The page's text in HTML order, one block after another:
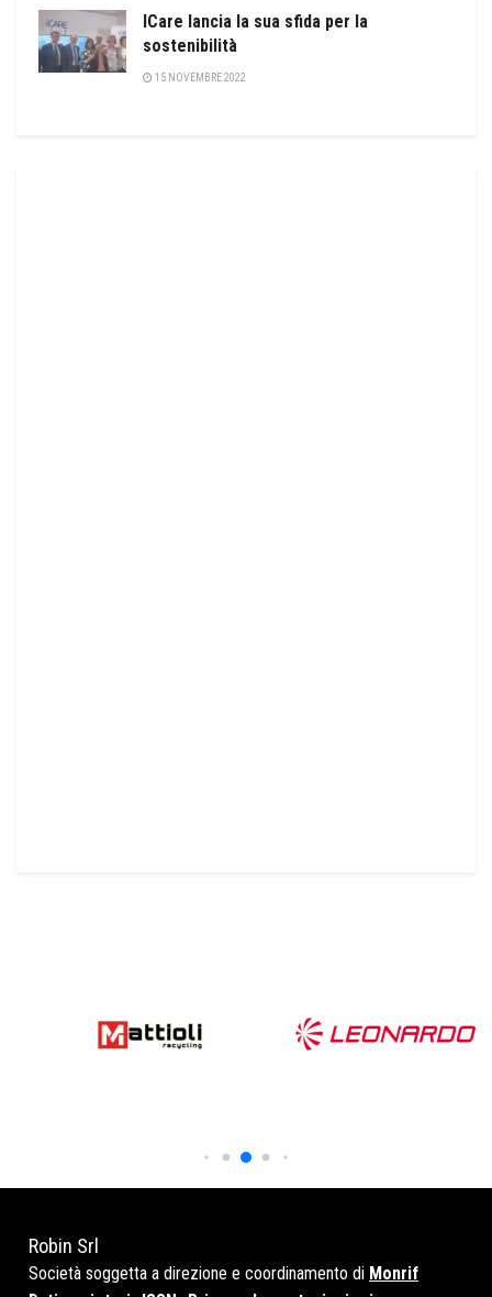
ICare lancia la sua sfida per la
sostenibilità
15 NOVEMBRE 2022
Robin Srl
Società soggetta a direzione e coordinamento di Monrif